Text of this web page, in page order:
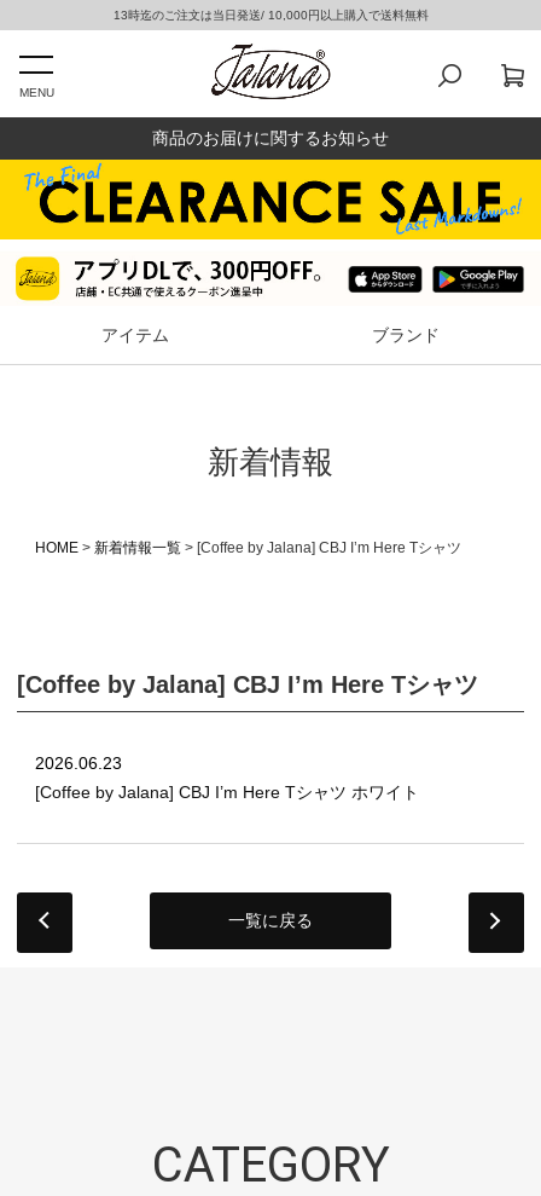
13時迄のご注文は当日発送/ 10,000円以上購入で送料無料
MENU
商品のお届けに関するお知らせ
アイテム ブランド
新着情報
HOME 新着情報一覧 [Coffee by Jalana] CBJ I’m Here Tシャツ
[Coffee by Jalana] CBJ I’m Here Tシャツ
2026.06.23
[Coffee by Jalana] CBJ I’m Here Tシャツ ホワイト
一覧に戻る
CATEGORY